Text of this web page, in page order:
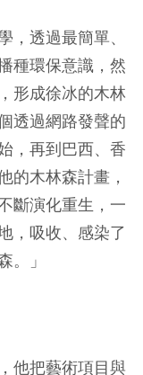
透過最簡單、
種環保意識，然
形成徐冰的木林
透過網路發聲的
，再到巴西、香
的木林森計畫，
斷演化重生，一
，吸收、感染了
。」
他把藝術項目與